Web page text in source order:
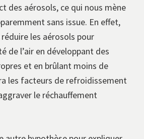
des aérosols, ce qui nous mène
sans issue. En effet,
les aérosols pour
de l’air en développant des
et en brûlant moins de
les facteurs de refroidissement
le réchauffement